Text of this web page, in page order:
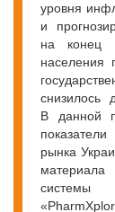
уровня
и
на конец
населения
В данной
рынка